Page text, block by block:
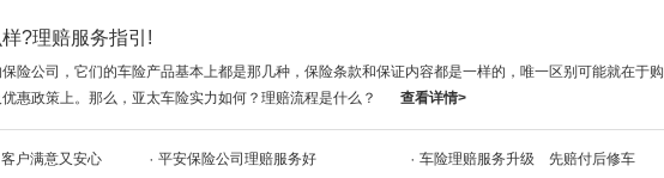
?理赔服务指引!
险公司，它们的车险产品基本上都是那几种，保险条款和保证内容都是一样的，唯一区别可能就在于
惠政策上。那么，亚太车险实力如何？理赔流程是什么？
查看详情>
户满意又安心 平安保险公司理赔服务好
车险理赔服务升级 先赔付后修车